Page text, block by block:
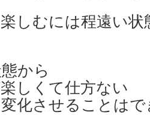
しむには程遠い状
から
しくて仕方ない
化させることは